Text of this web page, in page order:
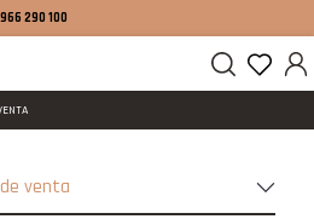
290 100
venta